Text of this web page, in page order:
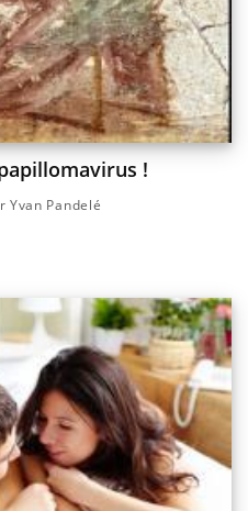
!
Yvan Pandelé